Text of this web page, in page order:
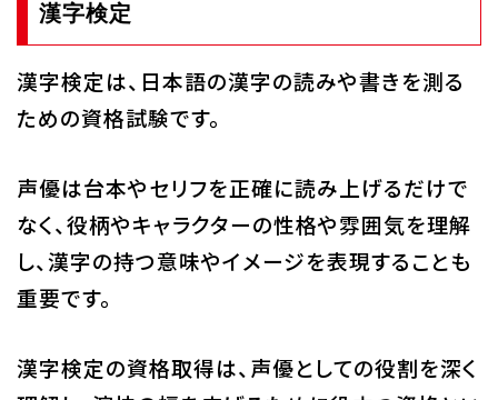
漢字検定
漢字検定は、日本語の漢字の読みや書きを測る
ための資格試験です。
声優は台本やセリフを正確に読み上げるだけで
なく、役柄やキャラクターの性格や雰囲気を理解
し、漢字の持つ意味やイメージを表現することも
重要です。
漢字検定の資格取得は、声優としての役割を深く